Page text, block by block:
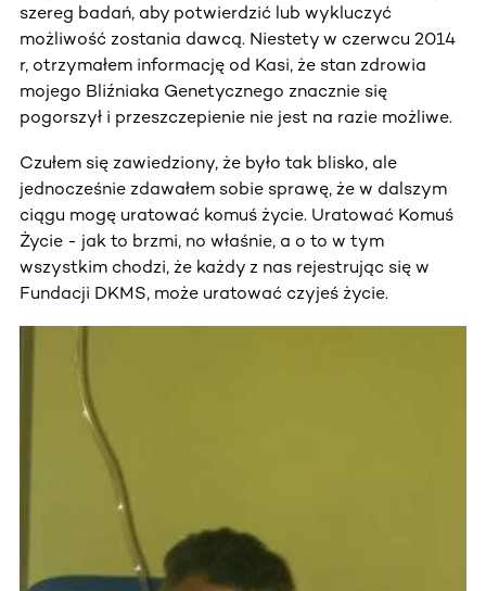
szereg badań, aby potwierdzić lub wykluczyć
możliwość zostania dawcą. Niestety w czerwcu 2014
r, otrzymałem informację od Kasi, że stan zdrowia
mojego Bliźniaka Genetycznego znacznie się
pogorszył i przeszczepienie nie jest na razie możliwe.
Czułem się zawiedziony, że było tak blisko, ale
jednocześnie zdawałem sobie sprawę, że w dalszym
ciągu mogę uratować komuś życie. Uratować Komuś
Życie - jak to brzmi, no właśnie, a o to w tym
wszystkim chodzi, że każdy z nas rejestrując się w
Fundacji DKMS, może uratować czyjeś życie.